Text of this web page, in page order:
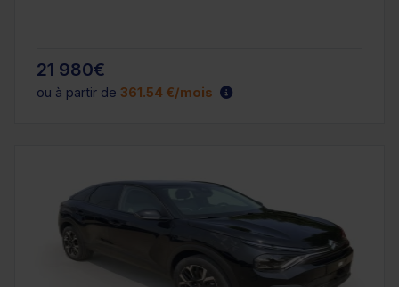
21 980€
ou à partir de 361.54 €/mois